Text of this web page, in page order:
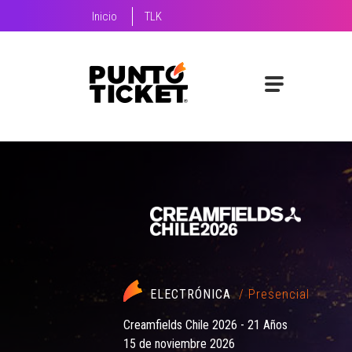
Inicio TLK
FESTIVAL / Presencial
Festival Fauna Primavera 2026
26 de noviembre 2026 al 28 de noviembre